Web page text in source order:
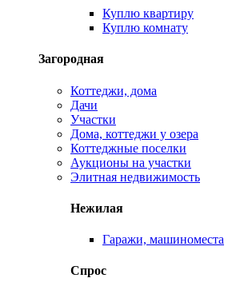
Куплю квартиру
Куплю комнату
Загородная
Коттеджи, дома
Дачи
Участки
Дома, коттеджи у озера
Коттеджные поселки
Аукционы на участки
Элитная недвижимость
Нежилая
Гаражи, машиноместа
Спрос